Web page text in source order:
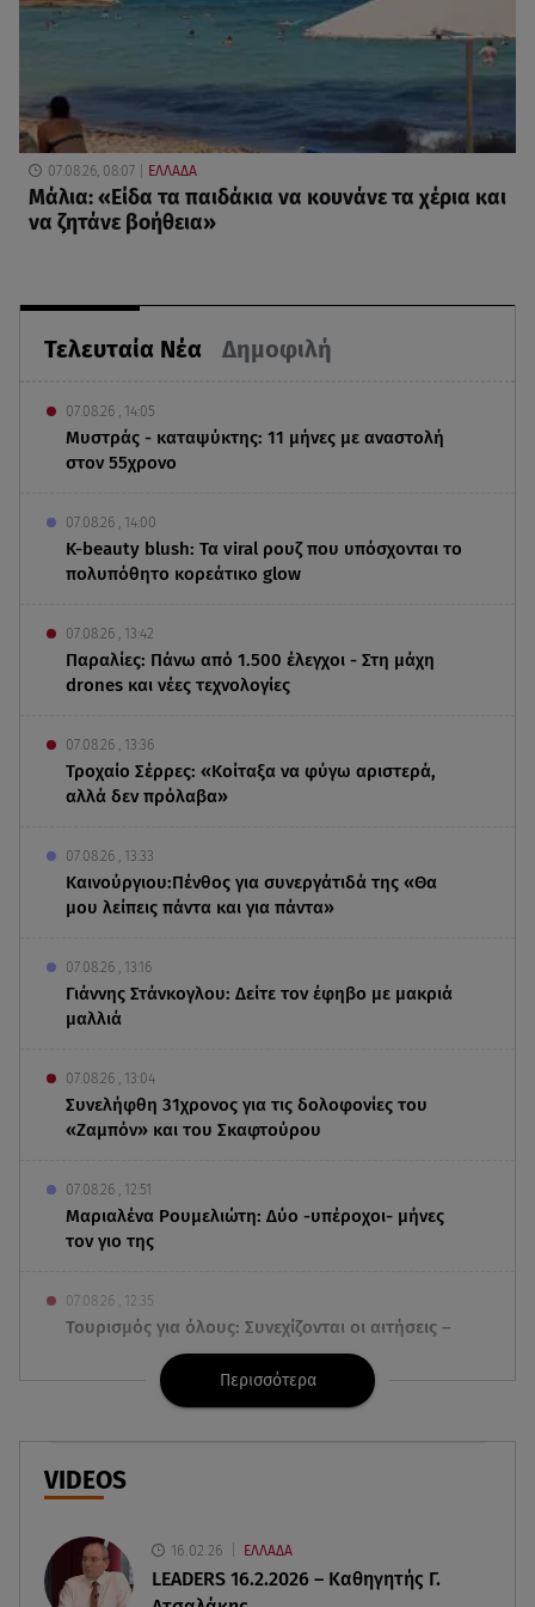
Τελευταία Νέα Δημοφιλή
07.08.26 , 14:05
Μυστράς - καταψύκτης: 11 μήνες με αναστολή
στον 55χρονο
07.08.26 , 14:00
K-beauty blush: Τα viral ρουζ που υπόσχονται το
πολυπόθητο κορεάτικο glow
07.08.26 , 13:42
Παραλίες: Πάνω από 1.500 έλεγχοι - Στη μάχη
drones και νέες τεχνολογίες
07.08.26 , 13:36
Τροχαίο Σέρρες: «Κοίταξα να φύγω αριστερά,
αλλά δεν πρόλαβα»
07.08.26 , 13:33
Καινούργιου:Πένθος για συνεργάτιδά της «Θα
μου λείπεις πάντα και για πάντα»
07.08.26 , 13:16
Γιάννης Στάνκογλου: Δείτε τον έφηβο με μακριά
μαλλιά
07.08.26 , 13:04
Συνελήφθη 31χρονος για τις δολοφονίες του
«Ζαμπόν» και του Σκαφτούρου
07.08.26 , 12:51
Μαριαλένα Ρουμελιώτη: Δύο -υπέροχοι- μήνες
τον γιο της
07.08.26 , 12:35
Τουρισμός για όλους: Συνεχίζονται οι αιτήσεις –
Ποιοι κάνουν σήμερα
Marfin: Προθεσμία για να απολογηθεί πήρε η
4 (πολύ σημαντικά) πράγματα που
αποκαλύπτουν οι διακοπές για τη σχέση σου
Περισσότερα
VIDEOS
16.02.26 ΕΛΛΑΔΑ
LEADERS 16.2.2026 – Καθηγητής Γ.
07.08.26, 08:07 ΕΛΛΑΔΑ
Μάλια: «Είδα τα παιδάκια να κουνάνε τα χέρια και
να ζητάνε βοήθεια»